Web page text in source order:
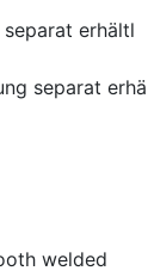
erhältl
separat erhä
welded